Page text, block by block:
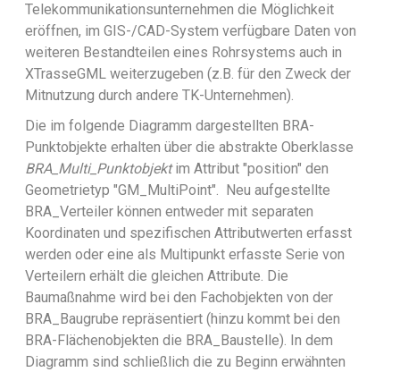
Telekommunikationsunternehmen die Möglichkeit
eröffnen, im GIS-/CAD-System verfügbare Daten von
weiteren Bestandteilen eines Rohrsystems auch in
XTrasseGML weiterzugeben (z.B. für den Zweck der
Mitnutzung durch andere TK-Unternehmen).
Die im folgende Diagramm dargestellten BRA-
Punktobjekte erhalten über die abstrakte Oberklasse
BRA_Multi_Punktobjektim Attribut "position" den
Geometrietyp "GM_MultiPoint". Neu aufgestellte
BRA_Verteiler können entweder mit separaten
Koordinaten und spezifischen Attributwerten erfasst
werden oder eine als Multipunkt erfasste Serie von
Verteilern erhält die gleichen Attribute. Die
Baumaßnahme wird bei den Fachobjekten von der
BRA_Baugrube repräsentiert (hinzu kommt bei den
BRA-Flächenobjekten die BRA_Baustelle). In dem
Diagramm sind schließlich die zu Beginn erwähnten